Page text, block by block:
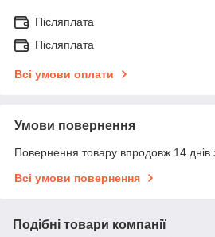
Післяплата
Післяплата
Всі умови оплати
Умови повернення
Повернення товару впродовж 14 днів
Всі умови повернення
Подібні товари компанії